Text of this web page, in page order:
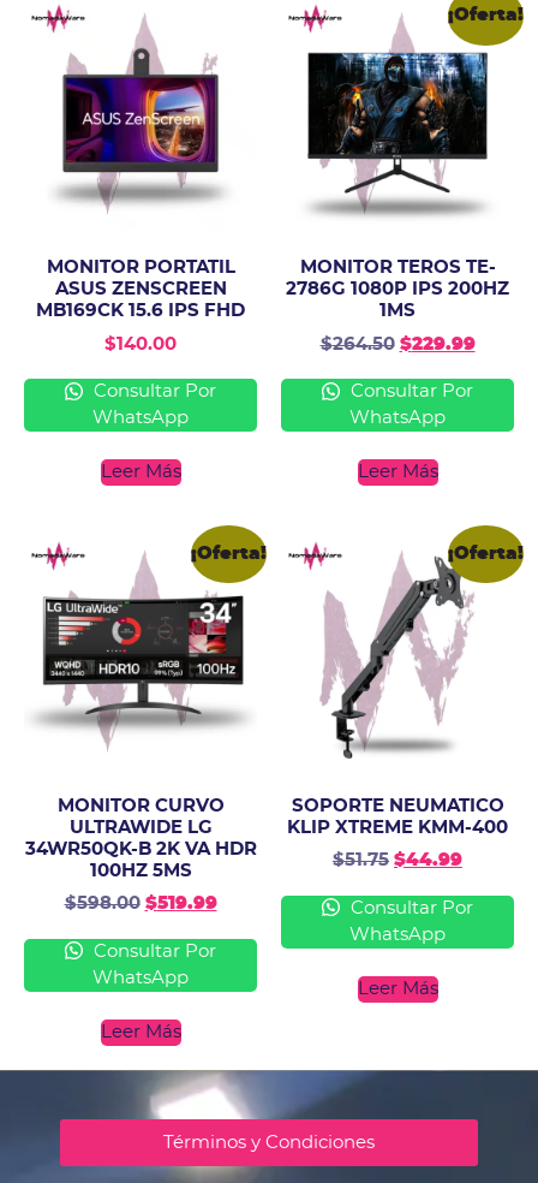
MONITOR PORTATIL
ASUS ZENSCREEN
MB169CK 15.6 IPS FHD
$140.00
Consultar Por
WhatsApp
Leer Más
¡Oferta!
MONITOR TEROS TE-
2786G 1080P IPS 200HZ
1MS
$264.50 $229.99
Consultar Por
WhatsApp
Leer Más
¡Oferta!
MONITOR CURVO
ULTRAWIDE LG
34WR50QK-B 2K VA HDR
100HZ 5MS
$598.00 $519.99
Consultar Por
WhatsApp
Leer Más
¡Oferta!
SOPORTE NEUMATICO
KLIP XTREME KMM-400
$51.75 $44.99
Consultar Por
WhatsApp
Leer Más
Términos y Condiciones